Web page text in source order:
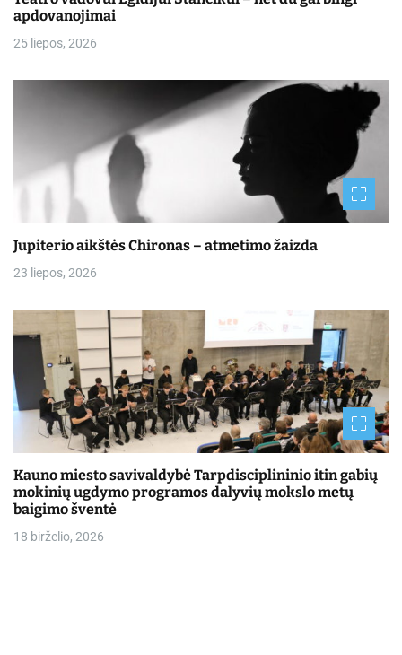
apdovanojimai
25 liepos, 2026
Jupiterio aikštės Chironas – atmetimo žaizda
23 liepos, 2026
Kauno miesto savivaldybė Tarpdisciplininio itin gabių
mokinių ugdymo programos dalyvių mokslo metų
baigimo šventė
18 birželio, 2026